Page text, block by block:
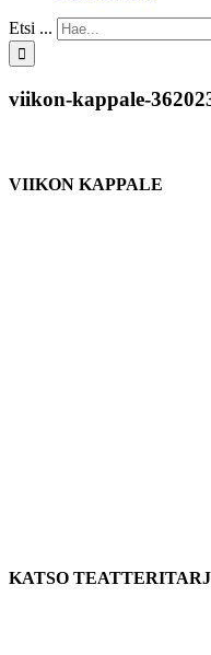
Etsi ...
viikon-kappale-
VIIKON KAPPALE
KATSO